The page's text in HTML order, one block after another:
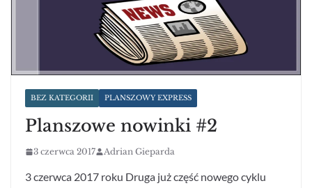
BEZ KATEGORII PLANSZOWY EXPRESS
Planszowe nowinki #2
3 czerwca 2017 Adrian Gieparda
3 czerwca 2017 roku Druga już część nowego cyklu